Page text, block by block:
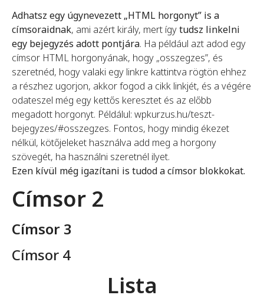
Adhatsz egy úgynevezett „HTML horgonyt” is a
címsoraidnak, ami azért király, mert ígytudsz linkelni
egy bejegyzés adott pontjára. Ha például azt adod egy
címsor HTML horgonyának, hogy „osszegzes”, és
szeretnéd, hogy valaki egy linkre kattintva rögtön ehhez
a részhez ugorjon, akkor fogod a cikk linkjét, és a végére
odateszel még egy kettős keresztet és az előbb
megadott horgonyt. Példálul: wpkurzus.hu/teszt-
bejegyzes/#osszegzes. Fontos, hogy mindig ékezet
nélkül, kötőjeleket használva add meg a horgony
szövegét, ha használni szeretnél ilyet.
Ezen kívül még igazítani is tudod a címsor blokkokat.
Címsor 2
Címsor 3
Címsor 4
Lista